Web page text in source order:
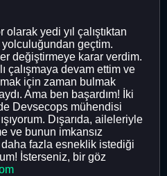
yedi yıl çalıştıktan
geçtim.
değiştirmeye karar verdim.
çalışmaya devam ettim ve
için zaman bulmak
Ama ben başardım! İki
Devsecops mühendisi
Dışarıda, aileleriyle
ve bunun imkansız
fazla esneklik istediği
İsterseniz, bir göz